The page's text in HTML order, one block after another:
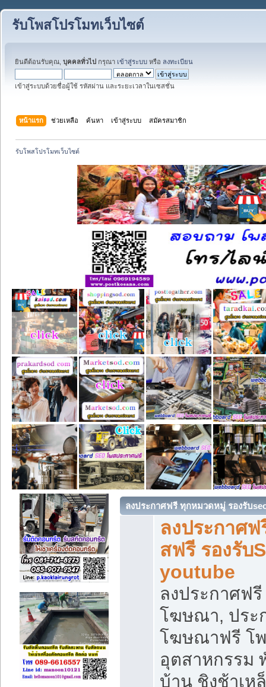
รับโพสโปรโมทเว็บไซต์
ยินดีต้อนรับคุณ, บุคคลทั่วไป กรุณา เข้าสู่ระบบ หรือ ลงทะเบียน
เข้าสู่ระบบด้วยชื่อผู้ใช้ รหัสผ่าน และระยะเวลาในเซสชั่น
หน้าแรก ช่วยเหลือ ค้นหา เข้าสู่ระบบ สมัครสมาชิก
รับโพสโปรโมทเว็บไซต์
ลงประกาศฟรี ทุกหมวดหมู่ รองรับ
ลงประกาศ
สฟรี รองรับ
youtube
ลงประกาศฟ
โฆษณา, ประ
โฆษณาฟรี โ
อุตสาหกรรม
บ้าน ชิงช้าเห